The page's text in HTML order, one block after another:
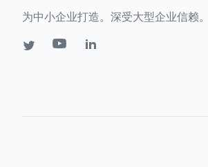
为中小企业打造。深受大型企业信赖。